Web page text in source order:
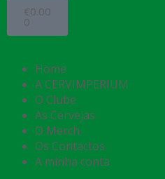
€0.00
0
Home
A CERVIMPERIUM
O Clube
As Cervejas
O Merch
Os Contactos
A minha conta